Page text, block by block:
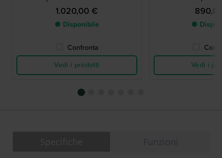
1.020,00 €
● Disponibile
Confronta
Vedi i prodotti
●
Vedi i